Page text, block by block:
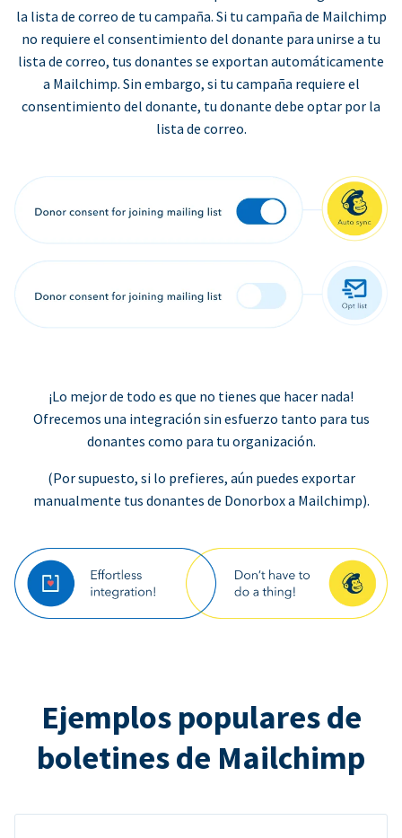
la lista de correo de tu campaña. Si tu campaña de Mailchimp
no requiere el consentimiento del donante para unirse a tu
lista de correo, tus donantes se exportan automáticamente
a Mailchimp. Sin embargo, si tu campaña requiere el
consentimiento del donante, tu donante debe optar por la
lista de correo.
¡Lo mejor de todo es que no tienes que hacer nada!
Ofrecemos una integración sin esfuerzo tanto para tus
donantes como para tu organización.
(Por supuesto, si lo prefieres, aún puedes exportar
manualmente tus donantes de Donorbox a Mailchimp).
Ejemplos populares de
boletines de Mailchimp